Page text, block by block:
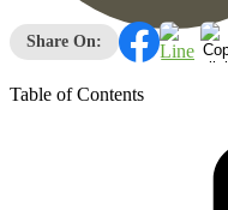
Share On:
Table of Contents